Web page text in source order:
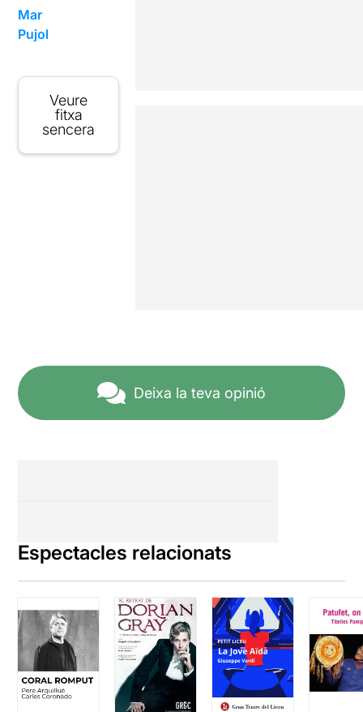
Mar
Pujol
Veure
fitxa
sencera
Deixa la teva opinió
Espectacles relacionats